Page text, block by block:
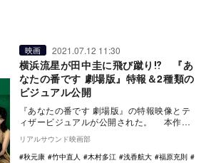
映画 2021.07.12 11:30
横浜流星が田中圭に飛び蹴り⁉ 『あ
なたの番です 劇場版』特報＆2種類の
ビジュアル公開
『あなたの番です 劇場版』の特報映像とテ
ィザービジュアルが公開された。 本作
は、2019年4月から9月にかけて日本テレビ
系列…
リアルサウンド映画部
秋元康
竹中直人 木村多江 浅香航大
福原充則